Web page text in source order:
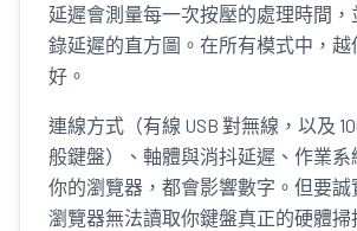
延遲會測量每一次按壓的處理時間
錄延遲的直方圖。在所有模式中，越
好。
連線方式（有線 USB 對無線，以及
般鍵盤）、軸體與消抖延遲、作業系
你的瀏覽器，都會影響數字。但要誠
瀏覽器無法讀取你鍵盤真正的硬體掃